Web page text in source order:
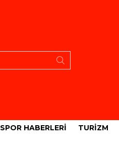
SPOR HABERLERI TURIZM